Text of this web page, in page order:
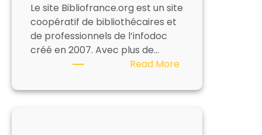
Le site Bibliofrance.org est un site
coopératif de bibliothécaires et
de professionnels de l’infodoc
créé en 2007. Avec plus de…
Read More:
tarifs